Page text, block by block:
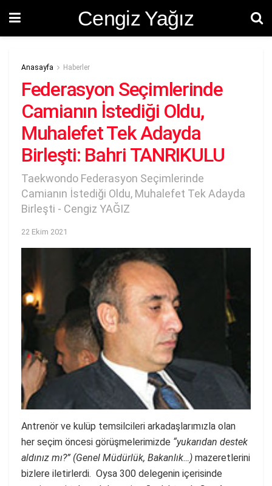
Cengiz Yağız
Anasayfa Haberler
Federasyon Seçimlerinde
Camianın İstediği Oldu,
Muhalefet Tek Adayda
Birleşti: Bahri TANRIKULU
Taekwondo Federasyon Seçimlerinde
Camianın İstediği Oldu, Muhalefet Tek Adayda
Birleşti - Cengiz YAĞIZ
22 Ekim 2021
Antrenör ve kulüp temsilcileri arkadaşlarımızla olan
her seçim öncesi görüşmelerimizde “yukarıdan destek
aldınız mı?” (Genel Müdürlük, Bakanlık…) mazeretlerini
bizlere iletirlerdi. Oysa 300 delegenin içerisinde